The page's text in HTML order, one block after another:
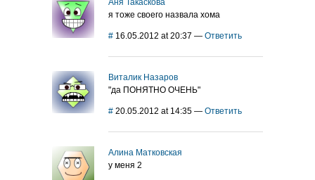
я тоже своего назвала хома
# 16.05.2012 at 20:37 — Ответить
Виталик Назаров
"да ПОНЯТНО ОЧЕНЬ"
# 20.05.2012 at 14:35 — Ответить
Алина Матковская
у меня 2